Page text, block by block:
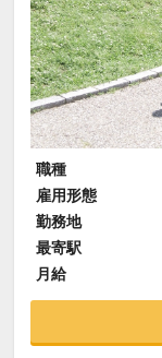
職種
雇用形態
勤務地
最寄駅
月給